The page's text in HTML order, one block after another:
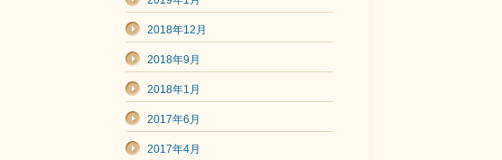
2018年12月
2018年9月
2018年1月
2017年6月
2017年4月